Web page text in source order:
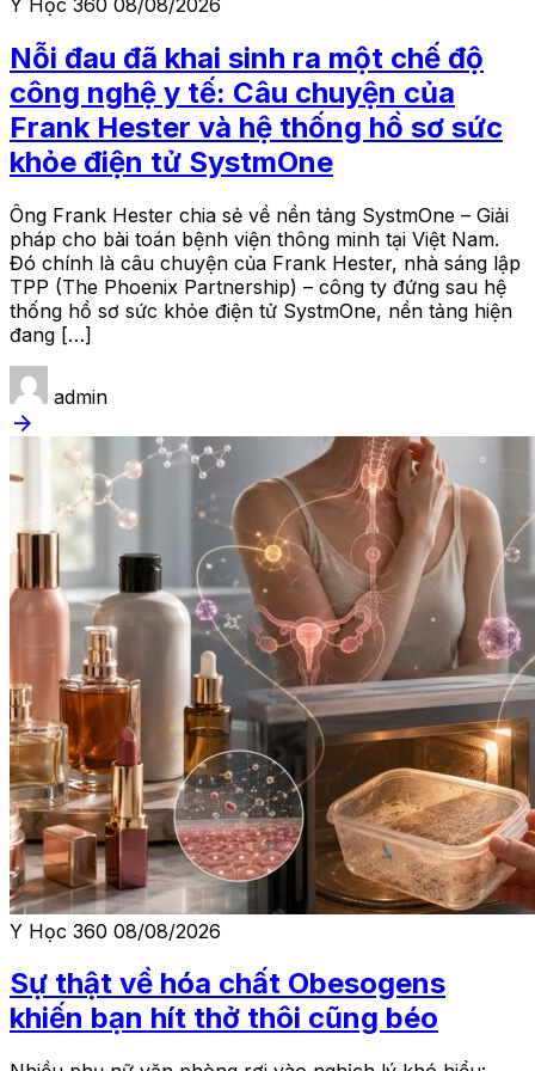
Y Học 360 08/08/2026
Nỗi đau đã khai sinh ra một chế độ
công nghệ y tế: Câu chuyện của
Frank Hester và hệ thống hồ sơ sức
khỏe điện tử SystmOne
Ông Frank Hester chia sẻ về nền tảng SystmOne – Giải
pháp cho bài toán bệnh viện thông minh tại Việt Nam.
Đó chính là câu chuyện của Frank Hester, nhà sáng lập
TPP (The Phoenix Partnership) – công ty đứng sau hệ
thống hồ sơ sức khỏe điện tử SystmOne, nền tảng hiện
đang […]
admin
arrow_forward
Y Học 360 08/08/2026
Sự thật về hóa chất Obesogens
khiến bạn hít thở thôi cũng béo